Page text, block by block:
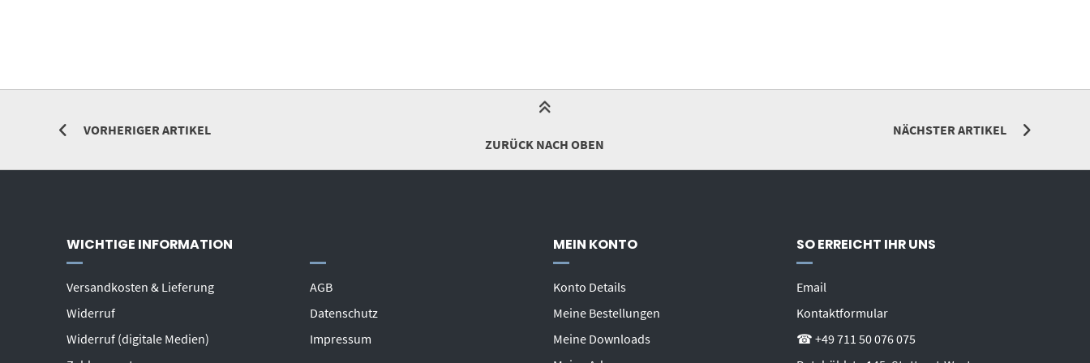
VORHERIGER ARTIKEL
NÄCHSTER ARTIKEL
ZURÜCK NACH OBEN
WICHTIGE INFORMATION
Versandkosten & Lieferung
Widerruf
Widerruf (digitale Medien)
AGB
Datenschutz
Impressum
MEIN KONTO
Konto Details
Meine Bestellungen
Meine Downloads
SO ERREICHT IHR UNS
Email
Kontaktformular
☎ +49 711 50 076 075